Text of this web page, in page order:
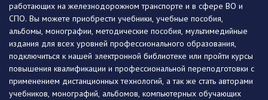
работающих на железнодорожном транспорте и в сфере ВО и
СПО. Вы можете приобрести учебники, учебные пособия,
альбомы, монографии, методические пособия, мультимедийные
издания для всех уровней профессионального образования,
подключиться к нашей электронной библиотеке или пройти курсы
повышения квалификации и профессиональной переподготовки с
применением дистанционных технологий, а так же стать авторами
учебников, монографий, альбомов, компьютерных обучающих